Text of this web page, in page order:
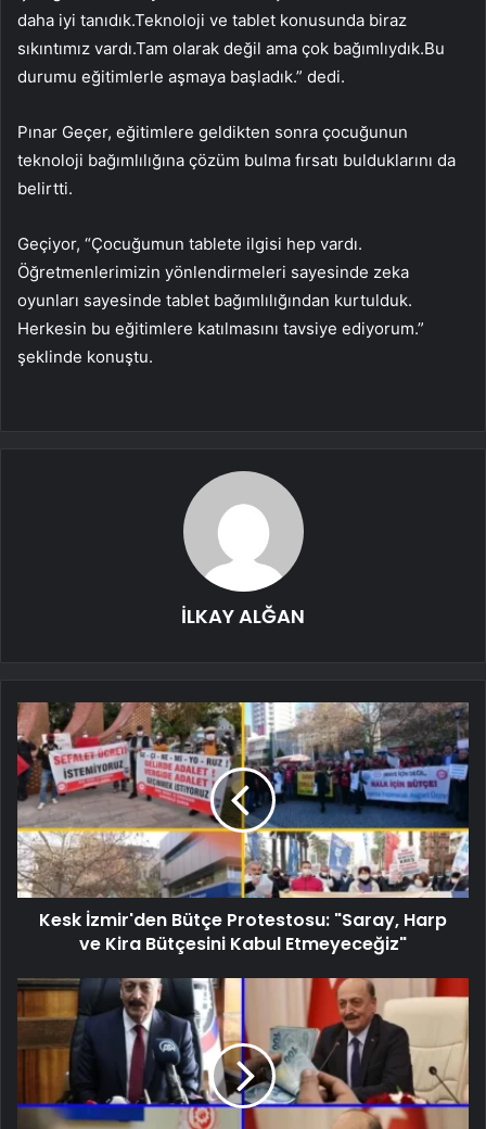
daha iyi tanıdık.Teknoloji ve tablet konusunda biraz
sıkıntımız vardı.Tam olarak değil ama çok bağımlıydık.Bu
durumu eğitimlerle aşmaya başladık.” dedi.
Pınar Geçer, eğitimlere geldikten sonra çocuğunun
teknoloji bağımlılığına çözüm bulma fırsatı bulduklarını da
belirtti.
Geçiyor, “Çocuğumun tablete ilgisi hep vardı.
Öğretmenlerimizin yönlendirmeleri sayesinde zeka
oyunları sayesinde tablet bağımlılığından kurtulduk.
Herkesin bu eğitimlere katılmasını tavsiye ediyorum.”
şeklinde konuştu.
İLKAY ALĞAN
Kesk İzmir'den Bütçe Protestosu: "Saray, Harp
ve Kira Bütçesini Kabul Etmeyeceğiz"